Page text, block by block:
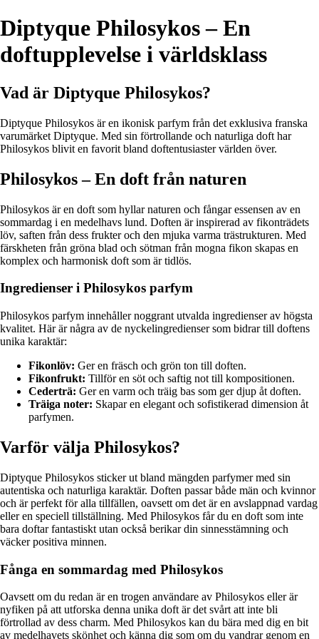
Diptyque Philosykos – En
doftupplevelse i världsklass
Vad är Diptyque Philosykos?
Diptyque Philosykos är en ikonisk parfym från det exklusiva franska
varumärket Diptyque. Med sin förtrollande och naturliga doft har
Philosykos blivit en favorit bland doftentusiaster världen över.
Philosykos – En doft från naturen
Philosykos är en doft som hyllar naturen och fångar essensen av en
sommardag i en medelhavs lund. Doften är inspirerad av fikonträdets
löv, saften från dess frukter och den mjuka varma trästrukturen. Med
färskheten från gröna blad och sötman från mogna fikon skapas en
komplex och harmonisk doft som är tidlös.
Ingredienser i Philosykos parfym
Philosykos parfym innehåller noggrant utvalda ingredienser av högsta
kvalitet. Här är några av de nyckelingredienser som bidrar till doftens
unika karaktär:
Fikonlöv: Ger en fräsch och grön ton till doften.
Fikonfrukt: Tillför en söt och saftig not till kompositionen.
Cederträ: Ger en varm och träig bas som ger djup åt doften.
Träiga noter: Skapar en elegant och sofistikerad dimension åt
parfymen.
Varför välja Philosykos?
Diptyque Philosykos sticker ut bland mängden parfymer med sin
autentiska och naturliga karaktär. Doften passar både män och kvinnor
och är perfekt för alla tillfällen, oavsett om det är en avslappnad vardag
eller en speciell tillställning. Med Philosykos får du en doft som inte
bara doftar fantastiskt utan också berikar din sinnesstämning och
väcker positiva minnen.
Fånga en sommardag med Philosykos
Oavsett om du redan är en trogen användare av Philosykos eller är
nyfiken på att utforska denna unika doft är det svårt att inte bli
förtrollad av dess charm. Med Philosykos kan du bära med dig en bit
av medelhavets skönhet och känna dig som om du vandrar genom en